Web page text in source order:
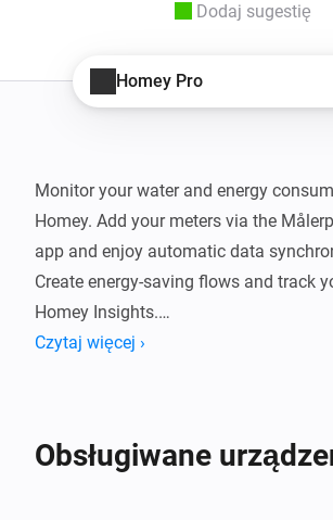
Dodaj sugestię
Homey Pro
Monitor your water and energy
Homey. Add your meters via the
app and enjoy automatic data
Create energy-saving flows and track
Homey Insights.
Czytaj więcej ›
Obsługiwane